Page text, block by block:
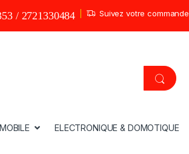
/ 2721330484 Suivez votre commande
ELECTRONIQUE & DOMOTIQUE